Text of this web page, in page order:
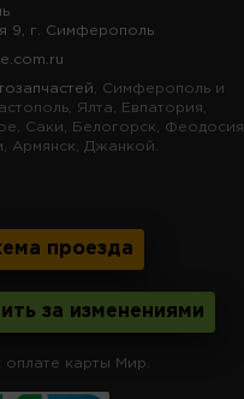
9, г. Симферополь
, Симферополь и
Ялта, Евпатория,
Саки, Белогорск, Феодосия,
Армянск, Джанкой.
проезда
за изменениями
оплате карты Мир.